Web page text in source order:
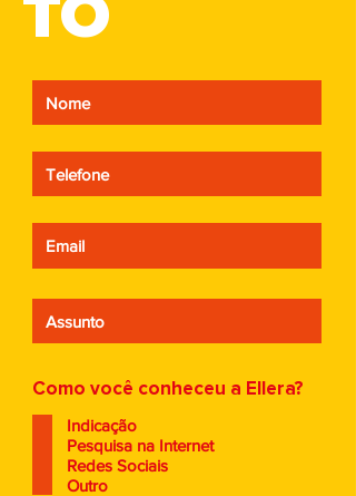
aprendizado que
inspira novas jornadas
TO
Como você conheceu a Ellera?
Indicação
Pesquisa na Internet
Redes Sociais
Outro